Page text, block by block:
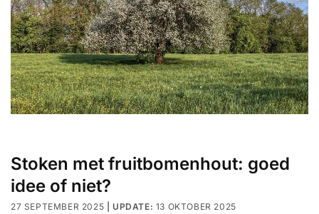
Stoken met fruitbomenhout: goed
idee of niet?
27 SEPTEMBER 2025 13 OKTOBER 2025